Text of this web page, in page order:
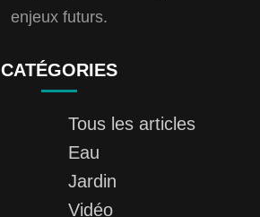
enjeux futurs.
CATÉGORIES
Tous les articles
Eau
Jardin
Vidéo